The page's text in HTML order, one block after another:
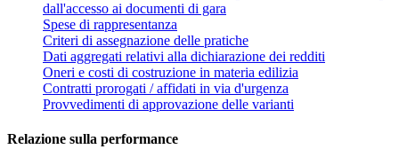
dall'accesso ai documenti di gara
Spese di rappresentanza
Criteri di assegnazione delle pratiche
Dati aggregati relativi alla dichiarazione dei redditi
Oneri e costi di costruzione in materia edilizia
Contratti prorogati / affidati in via d'urgenza
Provvedimenti di approvazione delle varianti
Relazione sulla performance